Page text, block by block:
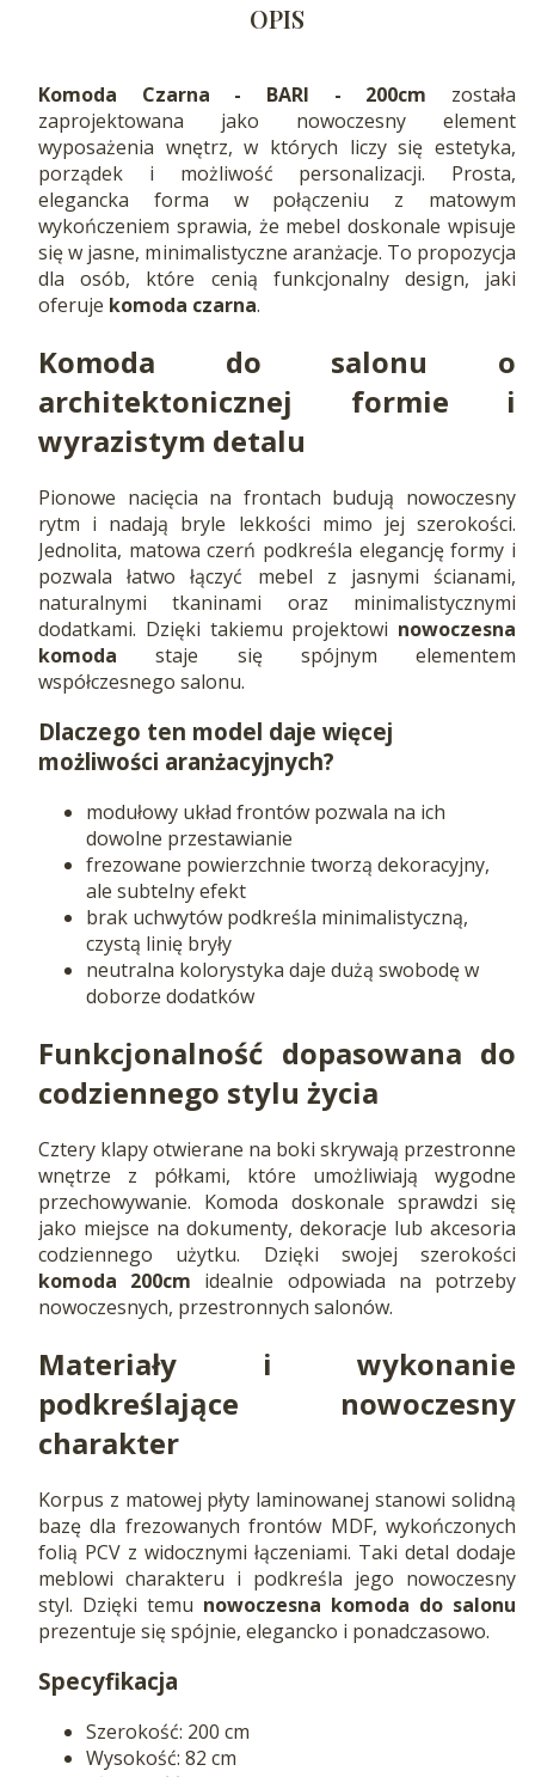
OPIS
Komoda Czarna - BARI - 200cm została
zaprojektowana jako nowoczesny element
wyposażenia wnętrz, w których liczy się estetyka,
porządek i możliwość personalizacji. Prosta,
elegancka forma w połączeniu z matowym
wykończeniem sprawia, że mebel doskonale wpisuje
się w jasne, minimalistyczne aranżacje. To propozycja
dla osób, które cenią funkcjonalny design, jaki
oferuje komoda czarna.
Komoda do salonu o
architektonicznej formie i
wyrazistym detalu
Pionowe nacięcia na frontach budują nowoczesny
rytm i nadają bryle lekkości mimo jej szerokości.
Jednolita, matowa czerń podkreśla elegancję formy i
pozwala łatwo łączyć mebel z jasnymi ścianami,
naturalnymi tkaninami oraz minimalistycznymi
dodatkami. Dzięki takiemu projektowi nowoczesna
komoda staje się spójnym elementem
współczesnego salonu.
Dlaczego ten model daje więcej
możliwości aranżacyjnych?
modułowy układ frontów pozwala na ich
dowolne przestawianie
frezowane powierzchnie tworzą dekoracyjny,
ale subtelny efekt
brak uchwytów podkreśla minimalistyczną,
czystą linię bryły
neutralna kolorystyka daje dużą swobodę w
doborze dodatków
Funkcjonalność dopasowana do
codziennego stylu życia
Cztery klapy otwierane na boki skrywają przestronne
wnętrze z półkami, które umożliwiają wygodne
przechowywanie. Komoda doskonale sprawdzi się
jako miejsce na dokumenty, dekoracje lub akcesoria
codziennego użytku. Dzięki swojej szerokości
komoda 200cm idealnie odpowiada na potrzeby
nowoczesnych, przestronnych salonów.
Materiały i wykonanie
podkreślające nowoczesny
charakter
Korpus z matowej płyty laminowanej stanowi solidną
bazę dla frezowanych frontów MDF, wykończonych
folią PCV z widocznymi łączeniami. Taki detal dodaje
meblowi charakteru i podkreśla jego nowoczesny
styl. Dzięki temu nowoczesna komoda do salonu
prezentuje się spójnie, elegancko i ponadczasowo.
Specyfikacja
Szerokość: 200 cm
Wysokość: 82 cm